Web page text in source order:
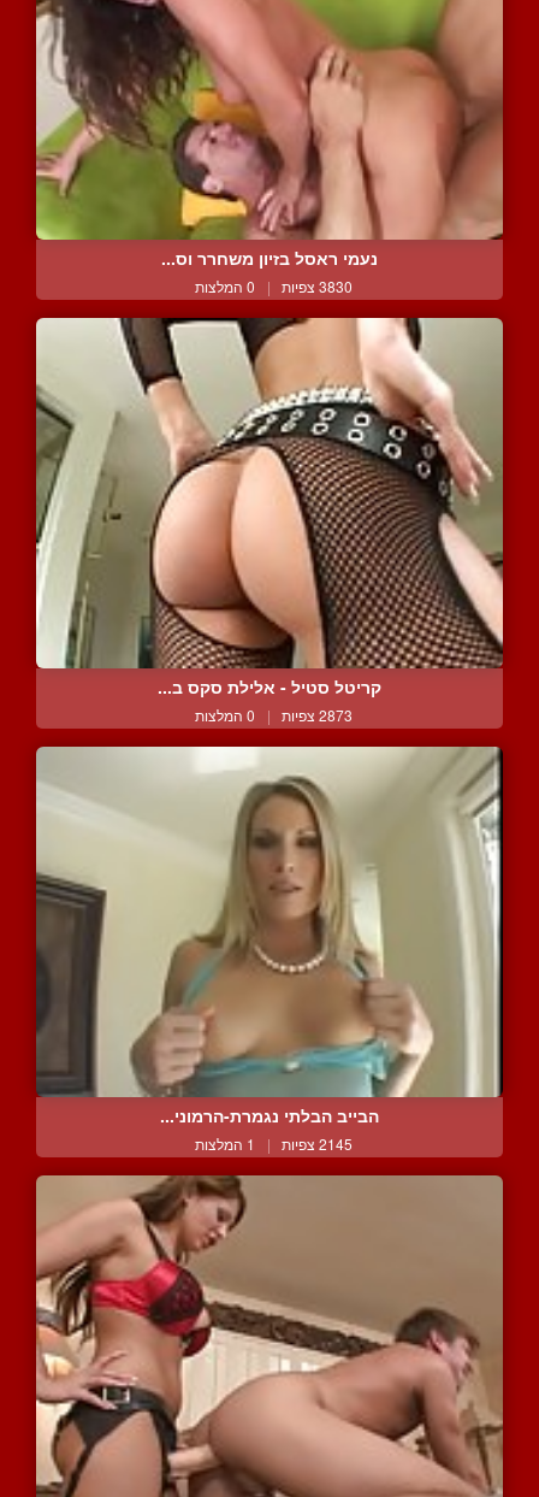
נעמי ראסל בזיון משחרר וס...
3830 צפיות | 0 המלצות
קריטל סטיל - אלילת סקס ב...
2873 צפיות | 0 המלצות
הבייב הבלתי נגמרת-הרמוני...
2145 צפיות | 1 המלצות